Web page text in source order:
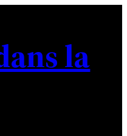
la